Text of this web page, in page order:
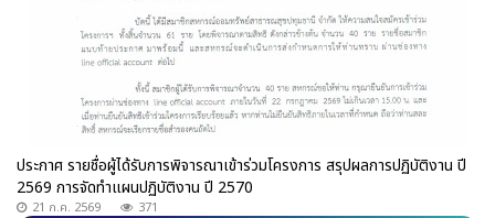
ประกาศ รายชื่อผู้ได้รับการพิจารณาเข้าร่วมโครงการ สรุปผลการปฏิบัติงาน ปี
2569 การจัดทำแผนปฏิบัติงาน ปี 2570
21 ก.ค. 2569 371